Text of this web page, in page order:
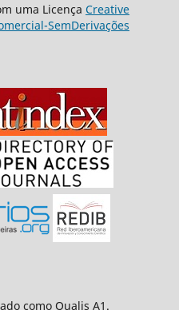
uma Licença Creative
SemDerivações
como Qualis A1.